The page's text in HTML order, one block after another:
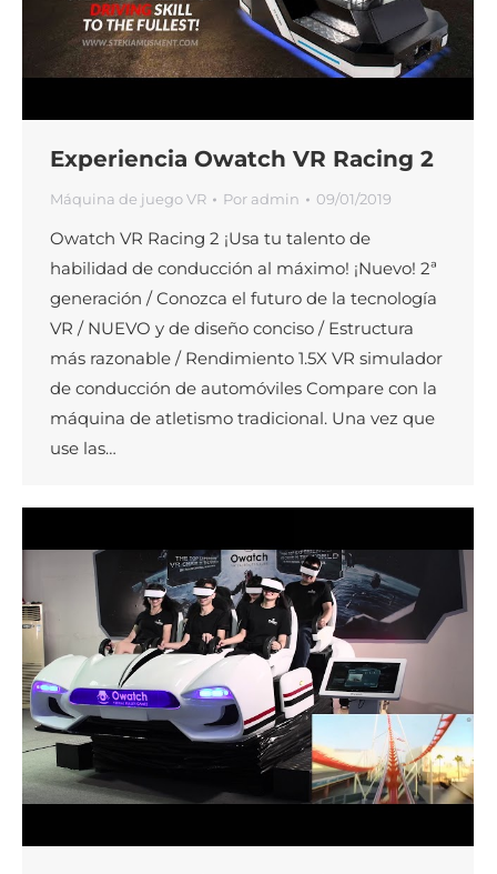
Experiencia Owatch VR Racing 2
Máquina de juego VR Por admin 09/01/2019
Owatch VR Racing 2 ¡Usa tu talento de
habilidad de conducción al máximo! ¡Nuevo! 2ª
generación / Conozca el futuro de la tecnología
VR / NUEVO y de diseño conciso / Estructura
más razonable / Rendimiento 1.5X VR simulador
de conducción de automóviles Compare con la
máquina de atletismo tradicional. Una vez que
use las…